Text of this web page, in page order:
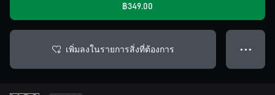
฿349.00
เพิ่มลงในรายการสิ่งที่ต้องการ ● ● ●